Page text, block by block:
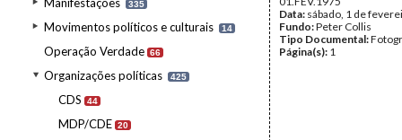
335
Movimentos políticos e culturais 14
Operação Verdade 66
Organizações políticas 425
CDS 44
MDP/CDE 20
Data: sábado, 1 de
Fundo:Peter Collis
Tipo Documental:
Página(s): 1